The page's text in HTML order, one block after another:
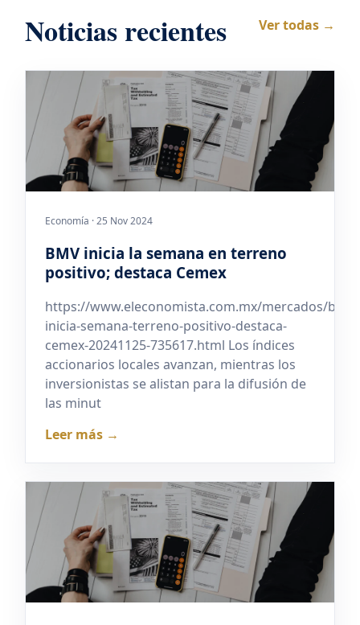
Noticias recientes Ver todas →
Economía · 25 Nov 2024
BMV inicia la semana en terreno
positivo; destaca Cemex
https://www.eleconomista.com.mx/mercados/bmv-
inicia-semana-terreno-positivo-destaca-
cemex-20241125-735617.html Los índices
accionarios locales avanzan, mientras los
inversionistas se alistan para la difusión de
las minut
Leer más →